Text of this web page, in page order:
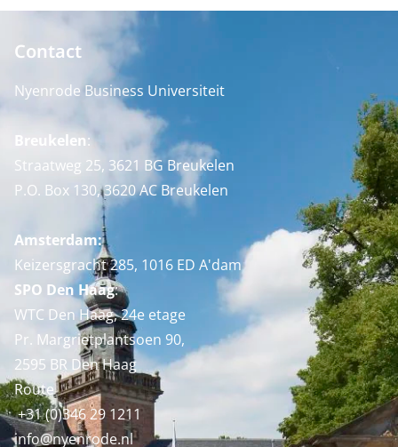
Contact
Nyenrode Business Universiteit
Breukelen:
Straatweg 25, 3621 BG Breukelen
P.O. Box 130, 3620 AC Breukelen
Amsterdam:
Keizersgracht 285, 1016 ED A'dam
SPO Den Haag:
WTC Den Haag, 24e etage
Pr. Margrietplantsoen 90,
2595 BR Den Haag
Route
+31 (0)346 29 1211
info@nyenrode.nl